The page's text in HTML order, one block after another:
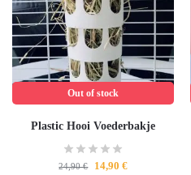
Out of stock
Plastic Hooi Voederbakje
24,90€ 14,90 €